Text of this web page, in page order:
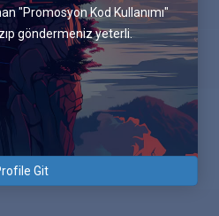
İndir
Boruto: İki Mavi Girdap
"Promosyon Kod Kullanımı"
göndermeniz yeterli.
Git